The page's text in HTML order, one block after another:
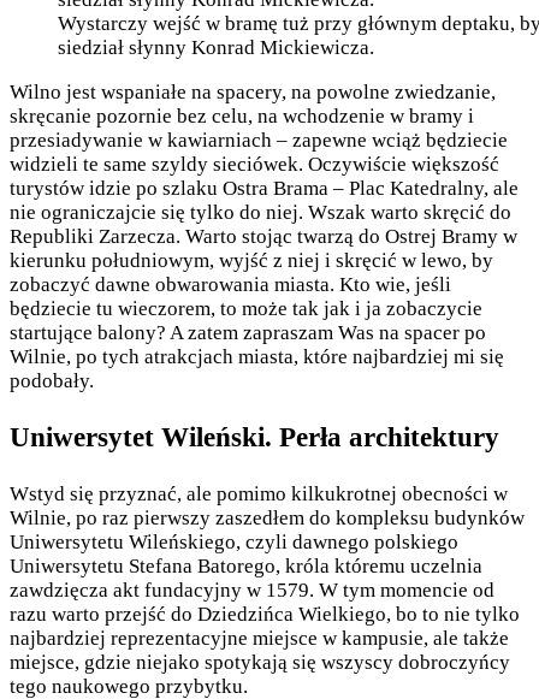
Wystarczy wejść w bramę tuż przy głównym deptaku,
siedział słynny Konrad Mickiewicza.
Wilno jest wspaniałe na spacery, na powolne zwiedzanie,
skręcanie pozornie bez celu, na wchodzenie w bramy i
przesiadywanie w kawiarniach – zapewne wciąż będziecie
widzieli te same szyldy sieciówek. Oczywiście większość
turystów idzie po szlaku Ostra Brama – Plac Katedralny, ale
nie ograniczajcie się tylko do niej. Wszak warto skręcić do
Republiki Zarzecza. Warto stojąc twarzą do Ostrej Bramy w
kierunku południowym, wyjść z niej i skręcić w lewo, by
zobaczyć dawne obwarowania miasta. Kto wie, jeśli
będziecie tu wieczorem, to może tak jak i ja zobaczycie
startujące balony? A zatem zapraszam Was na spacer po
Wilnie, po tych atrakcjach miasta, które najbardziej mi się
podobały.
Uniwersytet Wileński. Perła architektury
Wstyd się przyznać, ale pomimo kilkukrotnej obecności w
Wilnie, po raz pierwszy zaszedłem do kompleksu budynków
Uniwersytetu Wileńskiego, czyli dawnego polskiego
Uniwersytetu Stefana Batorego, króla któremu uczelnia
zawdzięcza akt fundacyjny w 1579. W tym momencie od
razu warto przejść do Dziedzińca Wielkiego, bo to nie tylko
najbardziej reprezentacyjne miejsce w kampusie, ale także
miejsce, gdzie niejako spotykają się wszyscy dobroczyńcy
tego naukowego przybytku.